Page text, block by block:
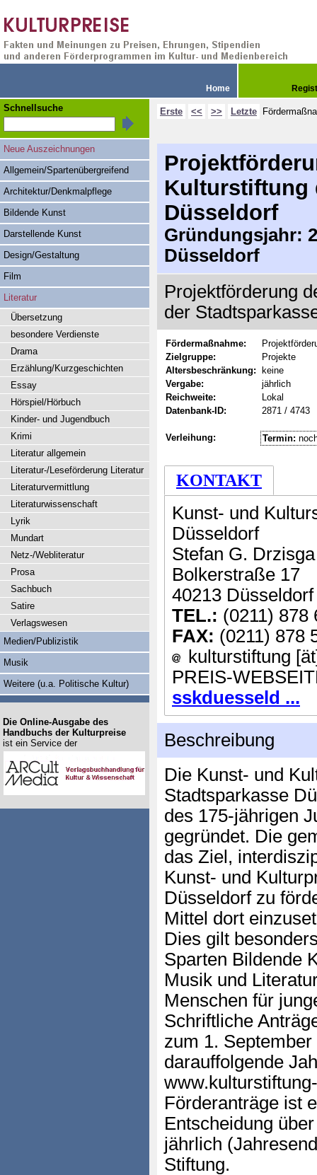
Home
Erste << >> Letzte
Kulturstiftung
Düsseldorf
Gründungsjahr:
Düsseldorf
Projektförderung
der
Fördermaßnahme:
Zielgruppe:
Projekte
Altersbeschränkung:
keine
Vergabe:
jährlich
Reichweite:
Lokal
Datenbank-ID:
2871 / 4743
Verleihung: Termin:
KONTAKT
Kunst- und
Düsseldorf
Stefan G. Drzisga
Bolkerstraße 17
40213 Düsseldorf
TEL.: (0211) 878
FAX: (0211) 878
kulturstiftung
PREIS-
sskduesseld ...
Beschreibung
Die Kunst- und
Stadtsparkasse
des 175-jährigen
gegründet. Die
das Ziel,
Kunst- und
Düsseldorf zu
Mittel dort
Dies gilt
Sparten Bildende
Musik und
Menschen für
Schriftliche
zum 1.
darauffolgende
Förderanträge ist
Entscheidung
jährlich
Stiftung.
Schnellsuche
Neue Auszeichnungen
Allgemein/Spartenübergreifend
Architektur/Denkmalpflege
Bildende Kunst
Darstellende Kunst
Design/Gestaltung
Film
Literatur
Übersetzung
besondere Verdienste
Drama
Erzählung/Kurzgeschichten
Essay
Hörspiel/Hörbuch
Kinder- und Jugendbuch
Krimi
Literatur allgemein
Literatur-/Leseförderung Literatur
Literaturvermittlung
Literaturwissenschaft
Lyrik
Mundart
Netz-/Webliteratur
Prosa
Sachbuch
Satire
Verlagswesen
Medien/Publizistik
Musik
Weitere (u.a. Politische Kultur)
Die Online-Ausgabe des
Handbuchs der Kulturpreise
ist ein Service der